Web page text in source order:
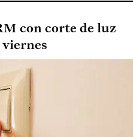
con corte de luz